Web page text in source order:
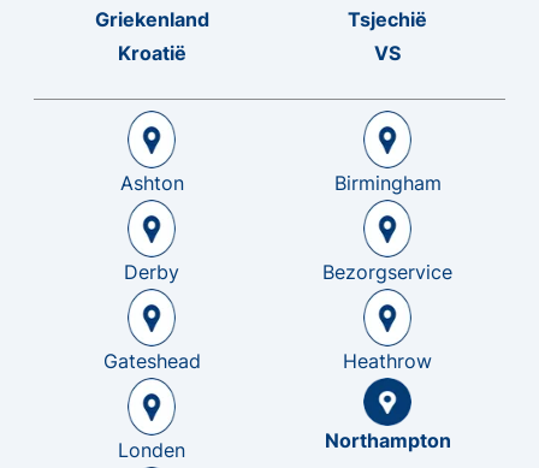
Griekenland
Tsjechië
Kroatië
VS
Ashton Birmingham
Derby Bezorgservice
Gateshead Heathrow
Londen Northampton